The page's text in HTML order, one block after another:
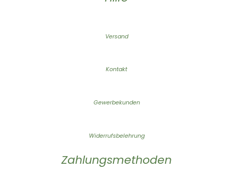
Versand
Kontakt
Gewerbekunden
Widerrufsbelehrung
Zahlungsmethoden